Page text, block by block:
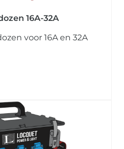
16A-32A
voor 16A en 32A